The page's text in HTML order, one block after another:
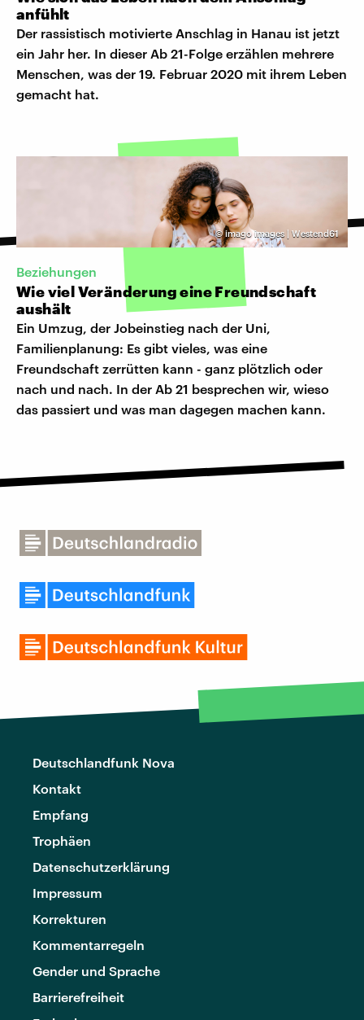
anfühlt
Der rassistisch motivierte Anschlag in Hanau ist jetzt
ein Jahr her. In dieser Ab 21-Folge erzählen mehrere
Menschen, was der 19. Februar 2020 mit ihrem Leben
gemacht hat.
©imago images | Westend61
Beziehungen
Wie viel Veränderung eine Freundschaft
aushält
Ein Umzug, der Jobeinstieg nach der Uni,
Familienplanung: Es gibt vieles, was eine
Freundschaft zerrütten kann - ganz plötzlich oder
nach und nach. In der Ab 21 besprechen wir, wieso
das passiert und was man dagegen machen kann.
Deutschlandfunk Nova
Kontakt
Empfang
Trophäen
Datenschutzerklärung
Impressum
Korrekturen
Kommentarregeln
Gender und Sprache
Barrierefreiheit